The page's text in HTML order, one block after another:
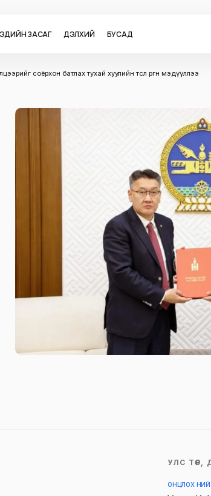
ЭДИЙН ЗАСАГ ДЭЛХИЙ БУСАД
соёрхон батлах тухай хуулийн төсөл өргөн мэдүүллээ
УЛС ТӨР,
ОНЦЛОХ